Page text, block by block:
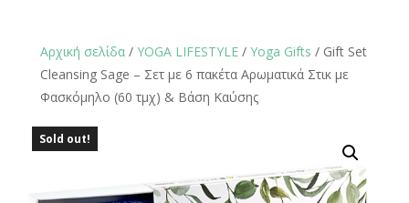
Αρχική σελίδα / YOGA LIFESTYLE / Υoga Gifts / Gift Set
Cleansing Sage – Σετ με 6 πακέτα Αρωματικά Στικ με
Φασκόμηλο (60 τμχ) & Βάση Καύσης
Sold out!